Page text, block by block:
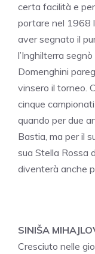
certa facilità e
portare nel 1968
aver segnato il
l’Inghilterra
Domenghini
vinsero il torneo.
cinque
quando per due
Bastia, ma per il
sua Stella Rossa
diventerà anche
SINIŠA
Cresciuto nelle